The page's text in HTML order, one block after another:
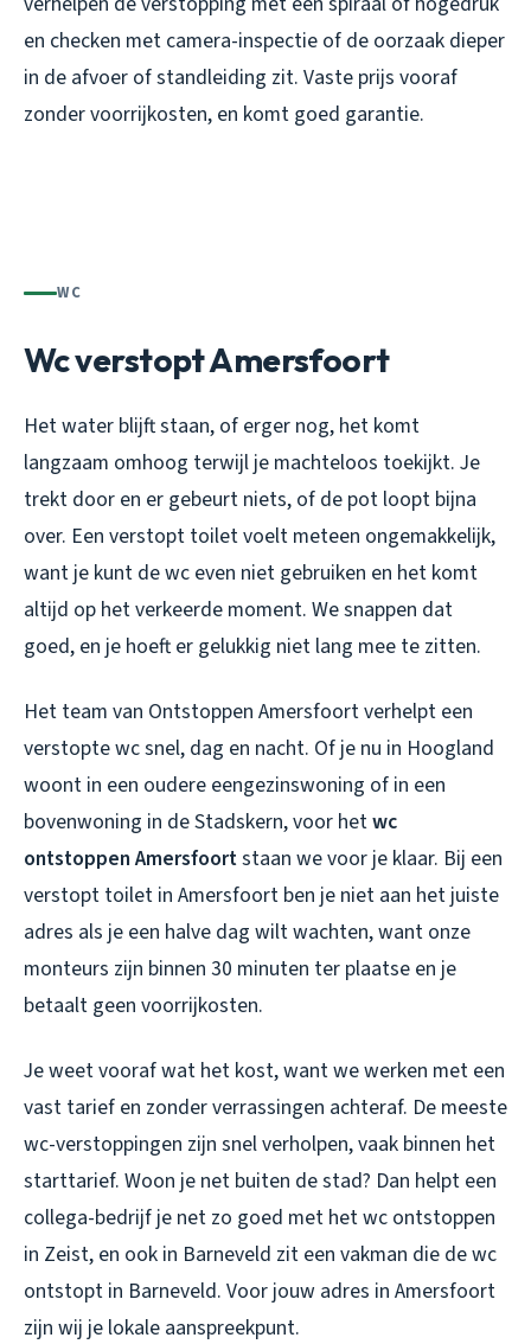
en checken met camera-inspectie of de oorzaak dieper
in de afvoer of standleiding zit. Vaste prijs vooraf
zonder voorrijkosten, en komt goed garantie.
WC
Wc verstopt Amersfoort
Het water blijft staan, of erger nog, het komt
langzaam omhoog terwijl je machteloos toekijkt. Je
trekt door en er gebeurt niets, of de pot loopt bijna
over. Een verstopt toilet voelt meteen ongemakkelijk,
want je kunt de wc even niet gebruiken en het komt
altijd op het verkeerde moment. We snappen dat
goed, en je hoeft er gelukkig niet lang mee te zitten.
Het team van Ontstoppen Amersfoort verhelpt een
verstopte wc snel, dag en nacht. Of je nu in Hoogland
woont in een oudere eengezinswoning of in een
bovenwoning in de Stadskern, voor hetwc
ontstoppen Amersfoortstaan we voor je klaar. Bij een
verstopt toilet in Amersfoort ben je niet aan het juiste
adres als je een halve dag wilt wachten, want onze
monteurs zijn binnen 30 minuten ter plaatse en je
betaalt geen voorrijkosten.
Je weet vooraf wat het kost, want we werken met een
vast tarief en zonder verrassingen achteraf. De meeste
wc-verstoppingen zijn snel verholpen, vaak binnen het
starttarief. Woon je net buiten de stad? Dan helpt een
collega-bedrijf je net zo goed met hetwc ontstoppen
in Zeist, en ook in Barneveld zit een vakman die dewc
ontstopt in Barneveld. Voor jouw adres in Amersfoort
zijn wij je lokale aanspreekpunt.